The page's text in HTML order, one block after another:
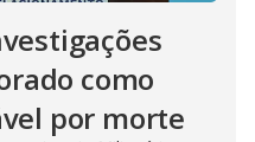
como
por morte